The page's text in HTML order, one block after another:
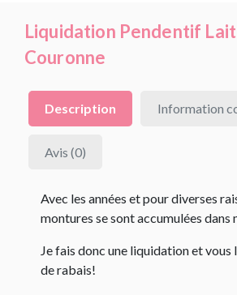
Liquidation Pendentif
Couronne
Description Information
Avis (0)
Avec les années et pour diverses
montures se sont accumulées dans
Je fais donc une liquidation et vous
de rabais!